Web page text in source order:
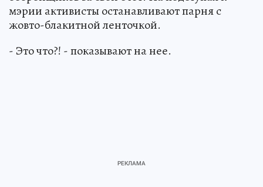
мэрии активисты останавливают парня с
жовто-блакитной ленточкой.
- Это что?! - показывают на нее.